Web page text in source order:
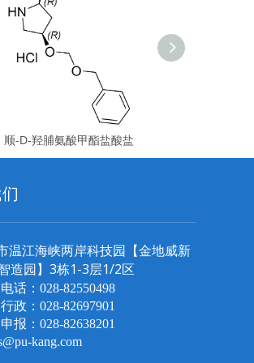
顺-D-羟脯氨酸甲酯盐酸盐
温江海峡两岸科技园【金地威新
园】3栋1-3层1/2区
话： 028-82550498
：028-82697901
：028-82638201
kang.com